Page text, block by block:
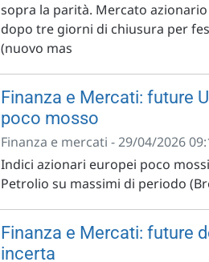
sopra la parità. Mercato
dopo tre giorni di chiusura per
(nuovo mas
Finanza e Mercati: future
poco mosso
Finanza e mercati - 29/04/2026
Indici azionari europei poco
Petrolio su massimi di periodo
Finanza e Mercati: future
incerta